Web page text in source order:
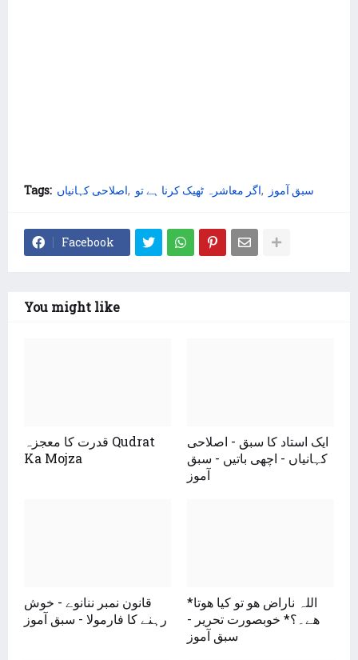
Tags: اصلاحی کہانیاں اگر معاشرہ ٹھیک کرنا ہے تو سبق آموز
Facebook
You might like
قدرت کا معجزہ Qudrat
Ka Mojza
ایک استاد کا سبق - اصلاحی
کہانیاں - اچھی باتیں - سبق
آموز
قانون نمبر ننانوے - خوش
رہنے کا فارمولا - سبق آموز
*اللہ ناراض ھو تو کیا ھوتا
ھے۔؟* خوبصورت تحریر -
سبق آموز